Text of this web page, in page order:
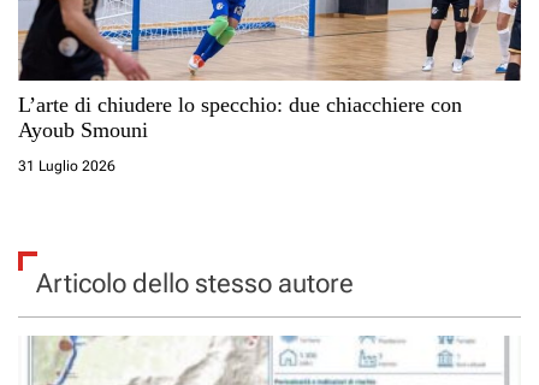
L’arte di chiudere lo specchio: due chiacchiere con
Ayoub Smouni
31 Luglio 2026
Articolo dello stesso autore